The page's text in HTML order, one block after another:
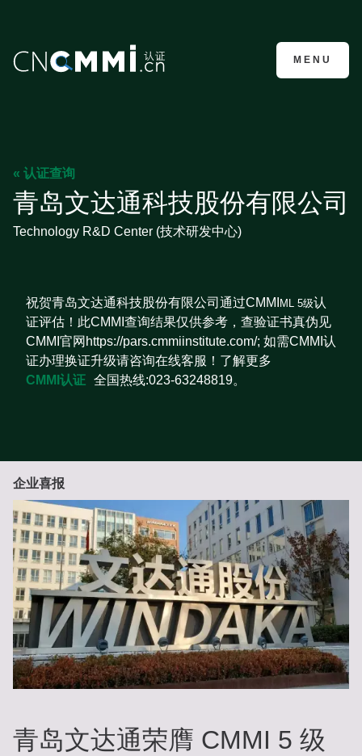
CMMI认证咨询
MENU
« 认证查询
青岛文达通科技股份有限公司
Technology R&D Center (技术研发中心)
祝贺青岛文达通科技股份有限公司通过CMMI ML 5级认
证评估！此CMMI查询结果仅供参考，查验证书真伪见
CMMI官网https://pars.cmmiinstitute.com/; 如需CMMI认
证办理换证升级请咨询在线客服！了解更多
CMMI认证 全国热线:023-63248819。
企业喜报
青岛文达通荣膺 CMMI 5 级